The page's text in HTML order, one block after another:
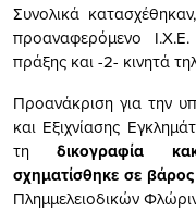
Συνολικά
προαναφερόμενο
πράξης και -2- κινητά
Προανάκριση για την
και Εξιχνίασης
τηδικογραφία
σχηματίσθηκε σε
Πλημμελειοδικών